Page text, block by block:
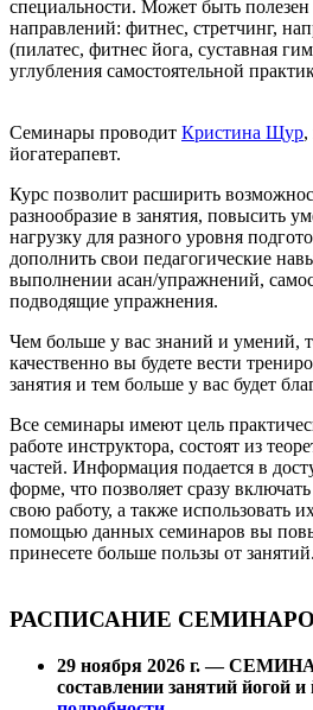
специальности. Может быть
направлений: фитнес, стретчинг,
(пилатес, фитнес йога, суставная
углубления самостоятельной
Семинары проводит Кристина Щур,
йогатерапевт.
Курс позволит расширить
разнообразие в занятия, повысить
нагрузку для разного уровня
дополнить свои педагогические
выполнении асан/упражнений,
подводящие упражнения.
Чем больше у вас знаний и умений,
качественно вы будете вести
занятия и тем больше у вас будет
Все семинары имеют цель
работе инструктора, состоят из
частей. Информация подается в
форме, что позволяет сразу
свою работу, а также использовать
помощью данных семинаров вы
принесете больше пользы от занятий.
РАСПИСАНИЕ
29 ноября 2026 г. —
составлении занятий йогой и